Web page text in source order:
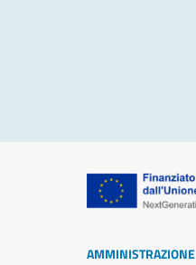
AMMINISTRAZIONE